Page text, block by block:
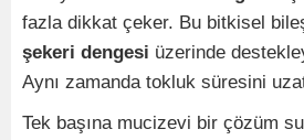
fazla dikkat çeker. Bu bitkisel
şekeri dengesi üzerinde
Aynı zamanda tokluk süresini
Tek başına mucizevi bir çözüm